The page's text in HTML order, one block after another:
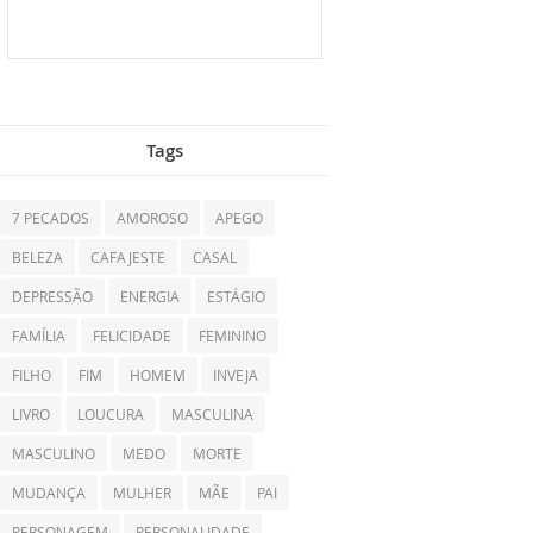
Tags
7 PECADOS AMOROSO APEGO
BELEZA CAFAJESTE CASAL
DEPRESSÃO ENERGIA ESTÁGIO
FAMÍLIA FELICIDADE FEMININO
FILHO FIM HOMEM INVEJA
LIVRO LOUCURA MASCULINA
MASCULINO MEDO MORTE
MUDANÇA MULHER MÃE PAI